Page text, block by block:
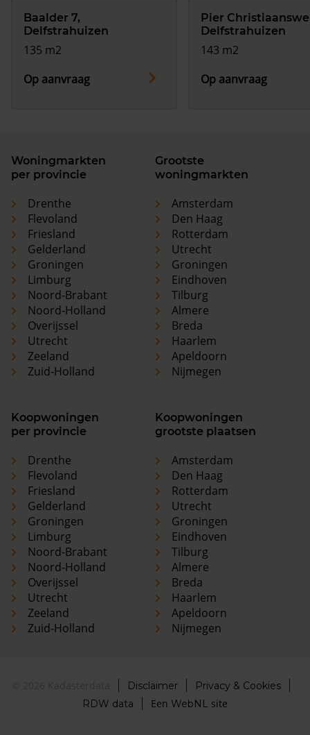
Baalder 7,
Delfstrahuizen
135 m2
Op aanvraag
Pier Christiaanswei
Delfstrahuizen
143 m2
Op aanvraag
Woningmarkten
per provincie
Drenthe
Flevoland
Friesland
Gelderland
Groningen
Limburg
Noord-Brabant
Noord-Holland
Overijssel
Utrecht
Zeeland
Zuid-Holland
Grootste
woningmarkten
Amsterdam
Den Haag
Rotterdam
Utrecht
Groningen
Eindhoven
Tilburg
Almere
Breda
Haarlem
Apeldoorn
Nijmegen
Koopwoningen
per provincie
Drenthe
Flevoland
Friesland
Gelderland
Groningen
Limburg
Noord-Brabant
Noord-Holland
Overijssel
Utrecht
Zeeland
Zuid-Holland
Koopwoningen
grootste plaatsen
Amsterdam
Den Haag
Rotterdam
Utrecht
Groningen
Eindhoven
Tilburg
Almere
Breda
Haarlem
Apeldoorn
Nijmegen
Disclaimer
Privacy & Cookies
RDW data
Een WebNL site